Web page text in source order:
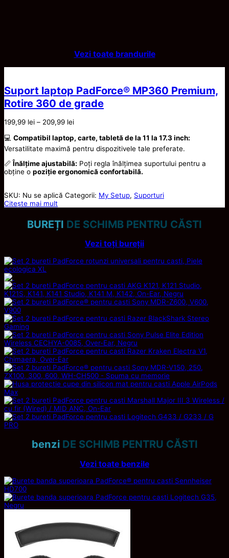
Vezi toate brandurile
Suport laptop PadForce® MP360 Premium,
Rotire 360 de grade
199,99 lei – 209,99 leiInterval
prețuri:
199,99 lei
până
la
209,99 lei
💻 Compatibil laptop, carte, tabletă de la 11 la 17.3 inch:
Versatilitate maximă pentru dispozitivele tale preferate.
📏Înălțime ajustabilă: Poți regla înălțimea suportului pentru a
obține o poziție ergonomică confortabilă.
SKU: Nu se aplică Categorii: My Setup, Suporturi
Citește mai mult
BUREȚI DE SCHIMB PENTRU CĂSTI
Vezi toți bureții
benziDE SCHIMB PENTRU CĂSTI
Vezi toate benzile